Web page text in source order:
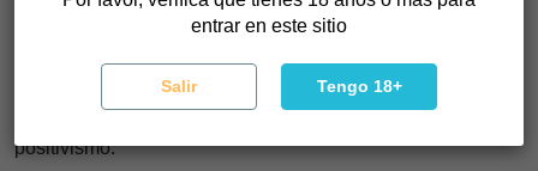
Auto God's Glue posee aromas y sabores intensos aunque
mezcla fresca de tierra y diésel con toques cítricos. El
efecto de este híbrido es aplastante, al estilo de una Indica
positivismo.
entrar en este sitio
Salir Tengo 18+